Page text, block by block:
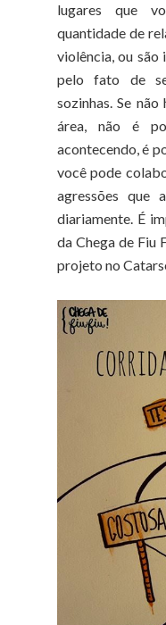
lugares que
quantidade de
violência, ou são
pelo fato de
sozinhas. Se
área, não é
acontecendo, é
você pode
agressões que
diariamente. É
da Chega de Fiu
projeto no